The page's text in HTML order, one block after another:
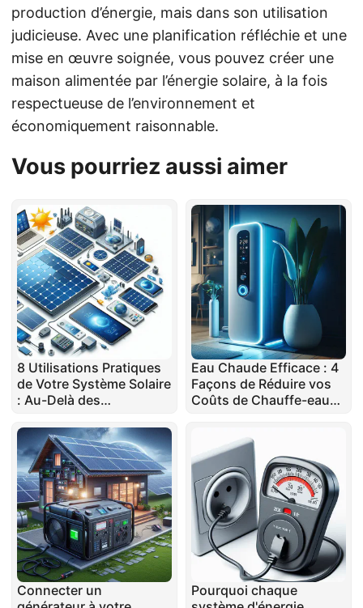
production d’énergie, mais dans son utilisation
judicieuse. Avec une planification réfléchie et une
mise en œuvre soignée, vous pouvez créer une
maison alimentée par l’énergie solaire, à la fois
respectueuse de l’environnement et
économiquement raisonnable.
Vous pourriez aussi aimer
8 Utilisations Pratiques
de Votre Système Solaire
: Au-Delà des
Eau Chaude Efficace : 4
Façons de Réduire vos
Coûts de Chauffe-eau
Connecter un
Pourquoi chaque